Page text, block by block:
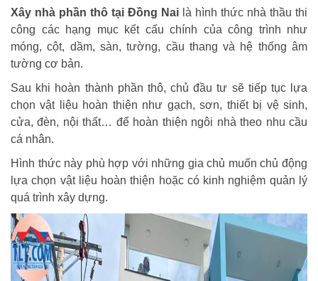
Xây nhà phần thô tại Đồng Nai là hình thức nhà thầu thi
công các hạng mục kết cấu chính của công trình như
móng, cột, dầm, sàn, tường, cầu thang và hệ thống âm
tường cơ bản.
Sau khi hoàn thành phần thô, chủ đầu tư sẽ tiếp tục lựa
chọn vật liệu hoàn thiện như gạch, sơn, thiết bị vệ sinh,
cửa, đèn, nội thất… để hoàn thiện ngôi nhà theo nhu cầu
cá nhân.
Hình thức này phù hợp với những gia chủ muốn chủ động
lựa chọn vật liệu hoàn thiện hoặc có kinh nghiệm quản lý
quá trình xây dựng.